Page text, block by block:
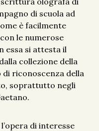
di scuola ad
è facilmente
le numerose
essa si attesta il
collezione della
di riconoscenza della
soprattutto negli
di interesse